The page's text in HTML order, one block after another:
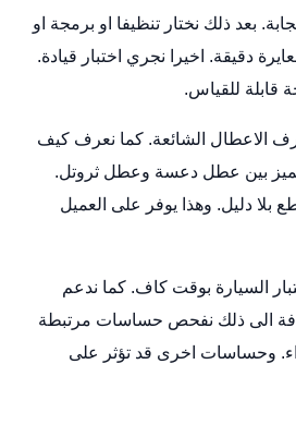
بعد ذلك نختار تنظيفا او برمجة او
دقيقة. اخيرا نجري اختبار قيادة.
قابلة للقياس.
الاعطال الشائعة. كما نعرف كيف
نميز بين عطل دعسة وعطل ثروتل.
بلا دليل. وهذا يوفر على العميل
السيارة بوقت كاف. كما ندعم
الى ذلك نفحص حساسات مرتبطة
وحساسات اخرى قد تؤثر على